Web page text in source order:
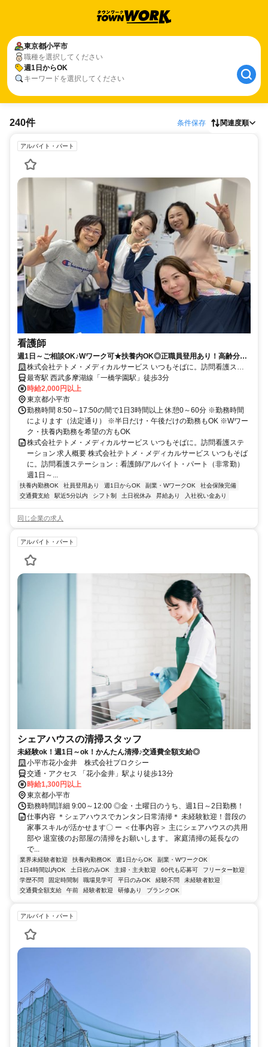
東京都小平市
職種を選択してください
週1日からOK
キーワードを選択してください
240件 条件保存 関連度順
アルバイト・パート
看護師
週1日～ご相談OK♪Wワーク可★扶養内OK◎正職員登用あり！高齢分野
はもちろん精神科・小児分野も学べます◆担当制ではなくチーム制♪第二
新卒も応募可【小平市、一橋学園駅、訪問看護、看護師、パート】
株式会社テトメ・メディカルサービス いつもそばに。訪問看護ステ
ーション
最寄駅 西武多摩湖線「一橋学園駅」徒歩3分
時給2,000円以上
東京都小平市
勤務時間 8:50～17:50の間で1日3時間以上 休憩0～60分 ※勤務時間
によります（法定通り） ※半日だけ・午後だけの勤務もOK ※Wワー
ク・扶養内勤務を希望の方もOK
株式会社テトメ・メディカルサービス いつもそばに。訪問看護ステ
ーション 求人概要 株式会社テトメ・メディカルサービス いつもそば
に。訪問看護ステーション：看護師/アルバイト・パート（非常勤）
週1日～...
扶養内勤務OK 社員登用あり 週1日からOK 副業・WワークOK
社会保険完備
交通費支給
駅近5分以内 シフト制 土日祝休み 昇給あり 入社祝い金あり
同じ企業の求人
アルバイト・パート
シェアハウスの清掃スタッフ
未経験ok！週1日～ok！かんたん清掃♪交通費全額支給◎
小平市花小金井 株式会社プロクシー
交通・アクセス 「花小金井」駅より徒歩13分
時給1,300円以上
東京都小平市
勤務時間詳細 9:00～12:00 ◎金・土曜日のうち、週1日～2日勤務！
仕事内容 ＊シェアハウスでカンタン日常清掃＊ 未経験歓迎！普段の
家事スキルが活かせます〇 ー ＜仕事内容＞ 主にシェアハウスの共用
部や 退室後のお部屋の清掃をお願いします。 家庭清掃の延長なの
で...
業界未経験者歓迎 扶養内勤務OK 週1日からOK
副業・WワークOK
1日4時間以内OK
土日祝のみOK 主婦・主夫歓迎 60代も応募可
フリーター歓迎
学歴不問
固定時間制 職場見学可 平日のみOK 経験不問
未経験者歓迎
交通費全額支給
午前 経験者歓迎 研修あり ブランクOK
アルバイト・パート